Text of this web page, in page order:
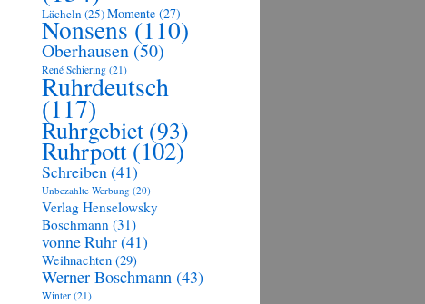
Lächeln (25)Momente (27)
Nonsens(110)
Oberhausen (50)
René Schiering (21)
Ruhrdeutsch
(117)
Ruhrgebiet (93)
Ruhrpott(102)
Schreiben(41)
Unbezahlte Werbung (20)
Verlag Henselowsky
Boschmann (31)
vonne Ruhr(41)
Weihnachten (29)
Werner Boschmann (43)
Winter (21)